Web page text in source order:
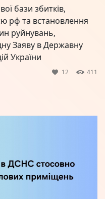
бази збитків,
рф та встановлення
руйнувань,
Заяву в Державну
України
12 411